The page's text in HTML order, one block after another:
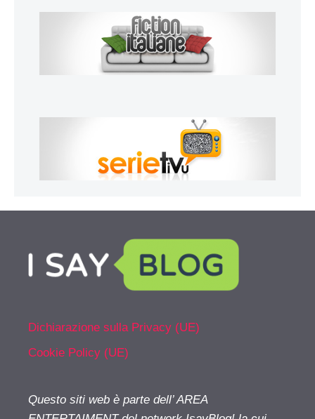
Dichiarazione sulla Privacy (UE)
Cookie Policy (UE)
Questo siti web è parte dell’ AREA